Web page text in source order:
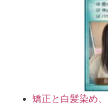
矯正と白髪染め